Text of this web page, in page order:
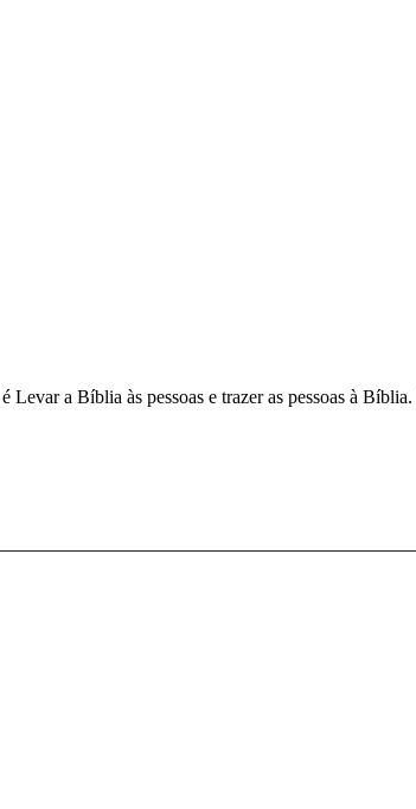
a Bíblia às pessoas e trazer as pessoas à